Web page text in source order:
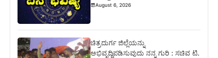
August 6, 2026
ಚಿತ್ರದುರ್ಗ ಜಿಲ್ಲೆಯನ್ನು
ಅಭಿವೃದ್ದಿಪಡಿಸುವುದು ನನ್ನ ಗುರಿ : ಸಚಿವ ಟಿ.